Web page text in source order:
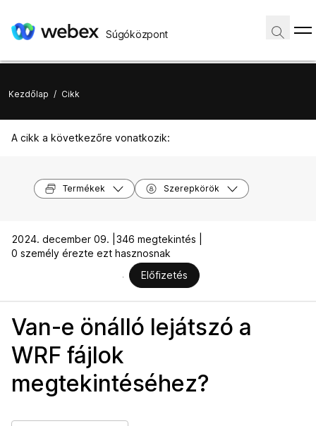
Súgóközpont
Kezdőlap / Cikk
A cikk a következőre vonatkozik:
Termékek Szerepkörök
2024. december 09. | 346 megtekintés |
0 személy érezte ezt hasznosnak
Előfizetés
Van-e önálló lejátszó a
WRF fájlok
megtekintéséhez?